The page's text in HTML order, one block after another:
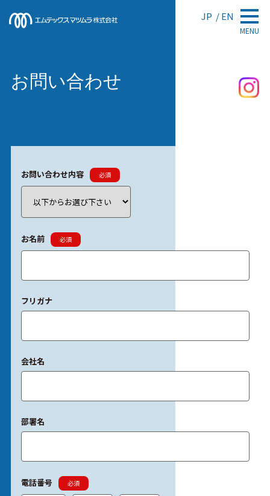
JP EN
MENU
お問い合わせ
お問い合わせ内容 必須
お名前 必須
フリガナ
会社名
部署名
電話番号 必須